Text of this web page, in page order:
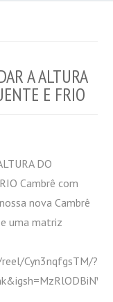
A ALTURA
E FRIO
DO
Cambrê com
nova Cambrê
uma matriz
Cyn3nqfgsTM/?